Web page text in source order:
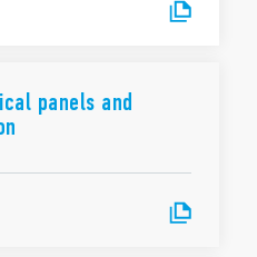
panels and